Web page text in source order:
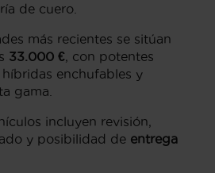
de cuero.
más recientes se sitúan
33.000 €, con potentes
enchufables y
gama.
incluyen revisión,
y posibilidad de entrega